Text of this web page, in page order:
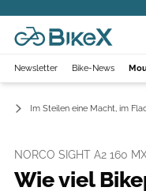
Newsletter Bike-News
Im Steilen eine Macht, im
NORCO SIGHT A2 160
Wie viel